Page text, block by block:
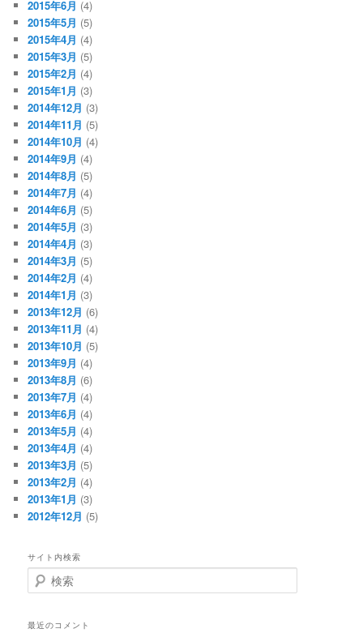
2015年6月 (4)
2015年5月 (5)
2015年4月 (4)
2015年3月 (5)
2015年2月 (4)
2015年1月 (3)
2014年12月 (3)
2014年11月 (5)
2014年10月 (4)
2014年9月 (4)
2014年8月 (5)
2014年7月 (4)
2014年6月 (5)
2014年5月 (3)
2014年4月 (3)
2014年3月 (5)
2014年2月 (4)
2014年1月 (3)
2013年12月 (6)
2013年11月 (4)
2013年10月 (5)
2013年9月 (4)
2013年8月 (6)
2013年7月 (4)
2013年6月 (4)
2013年5月 (4)
2013年4月 (4)
2013年3月 (5)
2013年2月 (4)
2013年1月 (3)
2012年12月 (5)
サイト内検索
検
索
最近のコメント